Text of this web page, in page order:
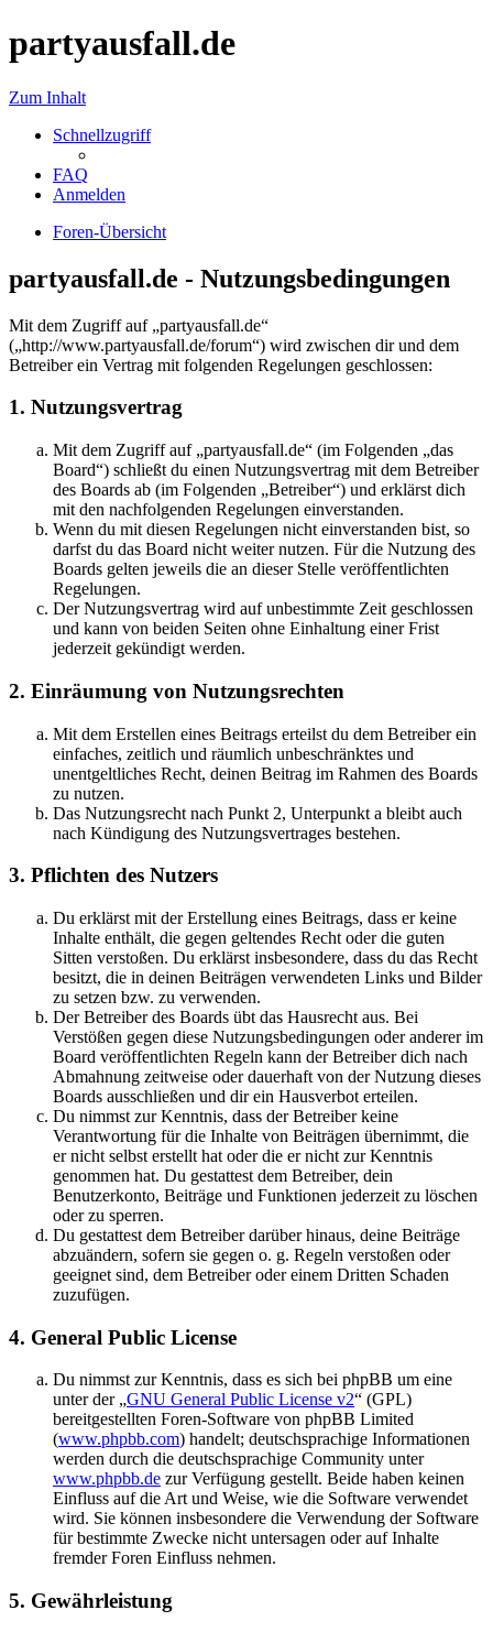
partyausfall.de
Zum Inhalt
Schnellzugriff
FAQ
Anmelden
Foren-Übersicht
partyausfall.de - Nutzungsbedingungen
Mit dem Zugriff auf „partyausfall.de“
(„http://www.partyausfall.de/forum“) wird zwischen dir und dem
Betreiber ein Vertrag mit folgenden Regelungen geschlossen:
1. Nutzungsvertrag
Mit dem Zugriff auf „partyausfall.de“ (im Folgenden „das
Board“) schließt du einen Nutzungsvertrag mit dem Betreiber
des Boards ab (im Folgenden „Betreiber“) und erklärst dich
mit den nachfolgenden Regelungen einverstanden.
Wenn du mit diesen Regelungen nicht einverstanden bist, so
darfst du das Board nicht weiter nutzen. Für die Nutzung des
Boards gelten jeweils die an dieser Stelle veröffentlichten
Regelungen.
Der Nutzungsvertrag wird auf unbestimmte Zeit geschlossen
und kann von beiden Seiten ohne Einhaltung einer Frist
jederzeit gekündigt werden.
2. Einräumung von Nutzungsrechten
Mit dem Erstellen eines Beitrags erteilst du dem Betreiber ein
einfaches, zeitlich und räumlich unbeschränktes und
unentgeltliches Recht, deinen Beitrag im Rahmen des Boards
zu nutzen.
Das Nutzungsrecht nach Punkt 2, Unterpunkt a bleibt auch
nach Kündigung des Nutzungsvertrages bestehen.
3. Pflichten des Nutzers
Du erklärst mit der Erstellung eines Beitrags, dass er keine
Inhalte enthält, die gegen geltendes Recht oder die guten
Sitten verstoßen. Du erklärst insbesondere, dass du das Recht
besitzt, die in deinen Beiträgen verwendeten Links und Bilder
zu setzen bzw. zu verwenden.
Der Betreiber des Boards übt das Hausrecht aus. Bei
Verstößen gegen diese Nutzungsbedingungen oder anderer im
Board veröffentlichten Regeln kann der Betreiber dich nach
Abmahnung zeitweise oder dauerhaft von der Nutzung dieses
Boards ausschließen und dir ein Hausverbot erteilen.
Du nimmst zur Kenntnis, dass der Betreiber keine
Verantwortung für die Inhalte von Beiträgen übernimmt, die
er nicht selbst erstellt hat oder die er nicht zur Kenntnis
genommen hat. Du gestattest dem Betreiber, dein
Benutzerkonto, Beiträge und Funktionen jederzeit zu löschen
oder zu sperren.
Du gestattest dem Betreiber darüber hinaus, deine Beiträge
abzuändern, sofern sie gegen o. g. Regeln verstoßen oder
geeignet sind, dem Betreiber oder einem Dritten Schaden
zuzufügen.
4. General Public License
Du nimmst zur Kenntnis, dass es sich bei phpBB um eine
unter der „GNU General Public License v2“ (GPL)
bereitgestellten Foren-Software von phpBB Limited
(www.phpbb.com) handelt; deutschsprachige Informationen
werden durch die deutschsprachige Community unter
www.phpbb.de zur Verfügung gestellt. Beide haben keinen
Einfluss auf die Art und Weise, wie die Software verwendet
wird. Sie können insbesondere die Verwendung der Software
für bestimmte Zwecke nicht untersagen oder auf Inhalte
fremder Foren Einfluss nehmen.
5. Gewährleistung